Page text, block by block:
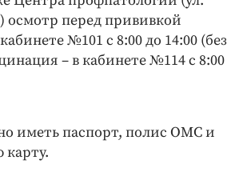
осмотр перед прививкой
№101 с 8:00 до 14:00 (без
– в кабинете №114 с 8:00
иметь паспорт, полис ОМС и
карту.